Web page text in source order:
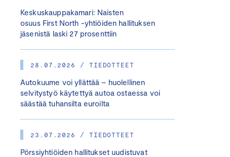
Keskuskauppakamari: Naisten
osuus First North -yhtiöiden hallituksen
jäsenistä laski 27 prosenttiin
28.07.2026 / TIEDOTTEET
Autokuume voi yllättää – huolellinen
selvitystyö käytettyä autoa ostaessa voi
säästää tuhansilta euroilta
23.07.2026 / TIEDOTTEET
Pörssiyhtiöiden hallitukset uudistuvat